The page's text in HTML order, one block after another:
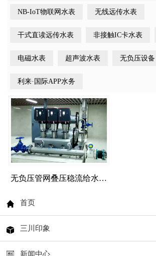
NB-IoT物联网水表 无线远传水表
干式直读远传水表 非接触IC卡水表
电磁水表 超声波水表 无负压设备
利来·国际APP水务
无负压管网叠压稳流给水…
首页
三川印象
新闻中心